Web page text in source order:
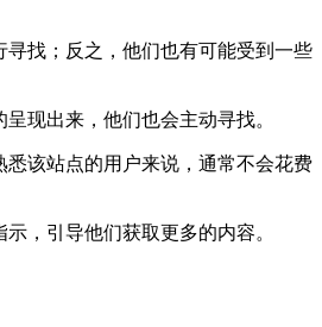
找；反之，他们也有可能受到一些
现出来，他们也会主动寻找。
该站点的用户来说，通常不会花费
，引导他们获取更多的内容。